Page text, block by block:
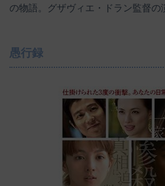
の物語。グザヴィエ・ドラン監督の
愚行録